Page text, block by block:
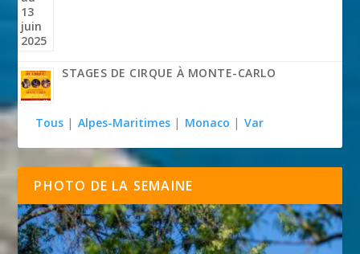
STAGES DE CIRQUE À MONTE-CARLO
Tous | Alpes-Maritimes | Monaco | Var
PHOTO DE LA SEMAINE